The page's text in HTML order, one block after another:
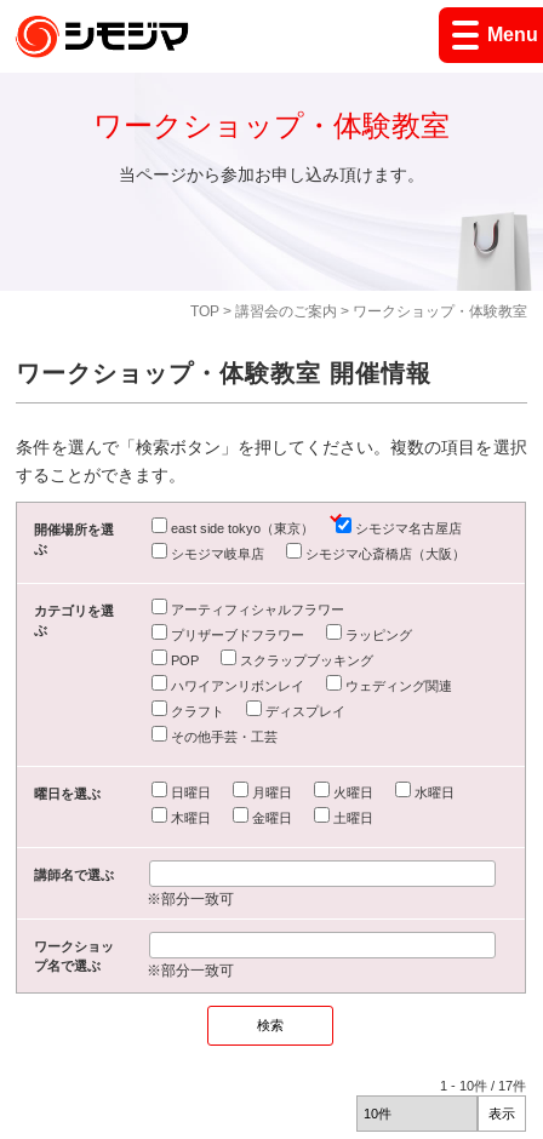
Menu
TOP> 講習会のご案内 > ワークショップ・体験教室
ワークショップ・体験教室
当ページから参加お申し込み頂けます。
ワークショップ・体験教室 開催情報
条件を選んで「検索ボタン」を押してください。複数の項目を選択
することができます。
開催場所を選
ぶ
east side tokyo（東京）
シモジマ名古屋店
シモジマ岐阜店
シモジマ心斎橋店（大阪）
カテゴリを選
ぶ
アーティフィシャルフラワー
プリザーブドフラワー
ラッピング
POP
スクラップブッキング
ハワイアンリボンレイ
ウェディング関連
クラフト
ディスプレイ
その他手芸・工芸
曜日を選ぶ 日曜日 月曜日 火曜日
水曜日
木曜日
金曜日 土曜日
講師名で選ぶ
※部分一致可
ワークショッ
プ名で選ぶ
※部分一致可
1 - 10件 / 17件